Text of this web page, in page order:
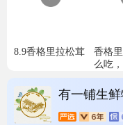
8.9香格里拉松茸
香格
么吃，
煎、
都美味
有一铺生